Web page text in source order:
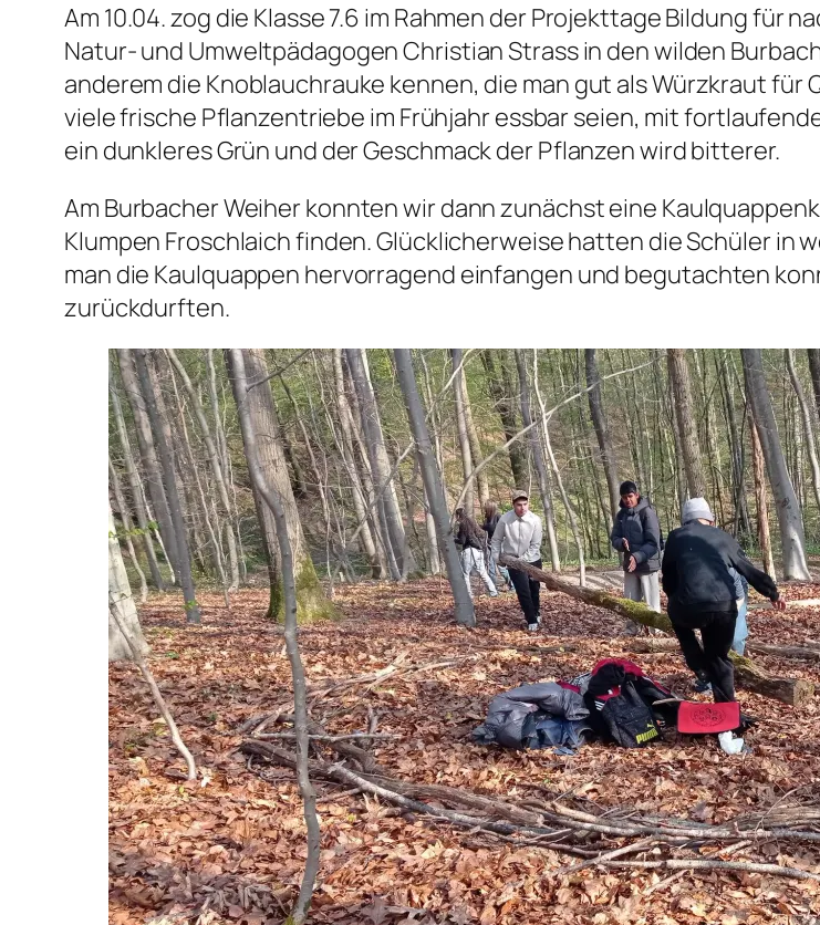
Am 10.04. zog die Klasse 7.6 im Rahmen der Projekttage Bildung
Natur- und Umweltpädagogen Christian Strass in den wilden
anderem die Knoblauchrauke kennen, die man gut als Würzkraut
viele frische Pflanzentriebe im Frühjahr essbar seien, mit
ein dunkleres Grün und der Geschmack der Pflanzen wird bitterer.
Am Burbacher Weiher konnten wir dann zunächst eine
Klumpen Froschlaich finden. Glücklicherweise hatten die Schüler in
man die Kaulquappen hervorragend einfangen und begutachten
zurückdurften.